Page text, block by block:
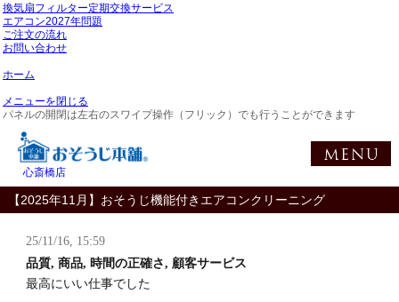
換気扇フィルター定期交換サービス
エアコン2027年問題
ご注文の流れ
お問い合わせ
ホーム
メニューを閉じる
パネルの開閉は左右のスワイプ操作（フリック）でも行うことができます
心斎橋店
【2025年11月】おそうじ機能付きエアコンクリーニング
25/11/16, 15:59
品質, 商品, 時間の正確さ, 顧客サービス
最高にいい仕事でした